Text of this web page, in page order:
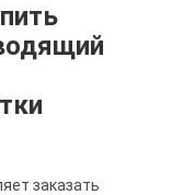
заказать